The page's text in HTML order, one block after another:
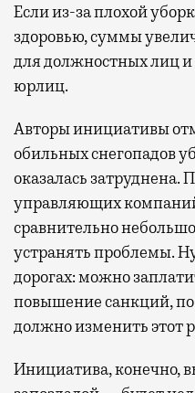
Если из-за плохой
здоровью, суммы
для должностных лиц и
юрлиц.
Авторы инициативы
обильных снегопадов
оказалась затруднена.
управляющих
сравнительно
устранять проблемы.
дорогах: можно
повышение санкций,
должно изменить этот
Инициатива, конечно,